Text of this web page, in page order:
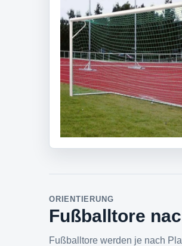
ORIENTIERUNG
Fußballtore
Fußballtore werden je nach